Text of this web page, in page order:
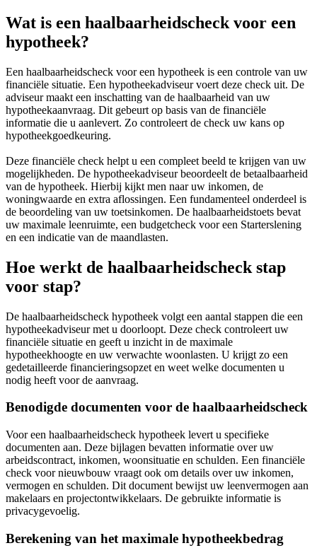
Wat is een haalbaarheidscheck voor een
hypotheek?
Een haalbaarheidscheck voor een hypotheek is een controle van uw
financiële situatie. Een hypotheekadviseur voert deze check uit. De
adviseur maakt een inschatting van de haalbaarheid van uw
hypotheekaanvraag. Dit gebeurt op basis van de financiële
informatie die u aanlevert. Zo controleert de check uw kans op
hypotheekgoedkeuring.
Deze financiële check helpt u een compleet beeld te krijgen van uw
mogelijkheden. De hypotheekadviseur beoordeelt de betaalbaarheid
van de hypotheek. Hierbij kijkt men naar uw inkomen, de
woningwaarde en extra aflossingen. Een fundamenteel onderdeel is
de beoordeling van uw toetsinkomen. De haalbaarheidstoets bevat
uw maximale leenruimte, een budgetcheck voor een Starterslening
en een indicatie van de maandlasten.
Hoe werkt de haalbaarheidscheck stap
voor stap?
De haalbaarheidscheck hypotheek volgt een aantal stappen die een
hypotheekadviseur met u doorloopt. Deze check controleert uw
financiële situatie en geeft u inzicht in de maximale
hypotheekhoogte en uw verwachte woonlasten. U krijgt zo een
gedetailleerde financieringsopzet en weet welke documenten u
nodig heeft voor de aanvraag.
Benodigde documenten voor de haalbaarheidscheck
Voor een haalbaarheidscheck hypotheek levert u specifieke
documenten aan. Deze bijlagen bevatten informatie over uw
arbeidscontract, inkomen, woonsituatie en schulden. Een financiële
check voor nieuwbouw vraagt ook om details over uw inkomen,
vermogen en schulden. Dit document bewijst uw leenvermogen aan
makelaars en projectontwikkelaars. De gebruikte informatie is
privacygevoelig.
Berekening van het maximale hypotheekbedrag